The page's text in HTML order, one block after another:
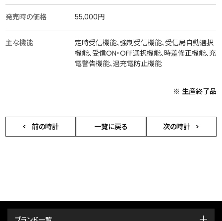
発売時の価格 55,000円
主な機能
定時受信機能、強制受信機能、受信局自動選択
機能、受信ON・OFF選択機能、時差修正機能、充
電警告機能、過充電防止機能
※ 生産終了品
前の時計 一覧に戻る 次の時計